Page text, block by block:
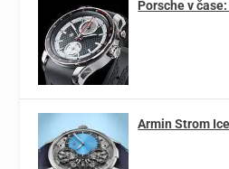
Porsche v
Armin Strom